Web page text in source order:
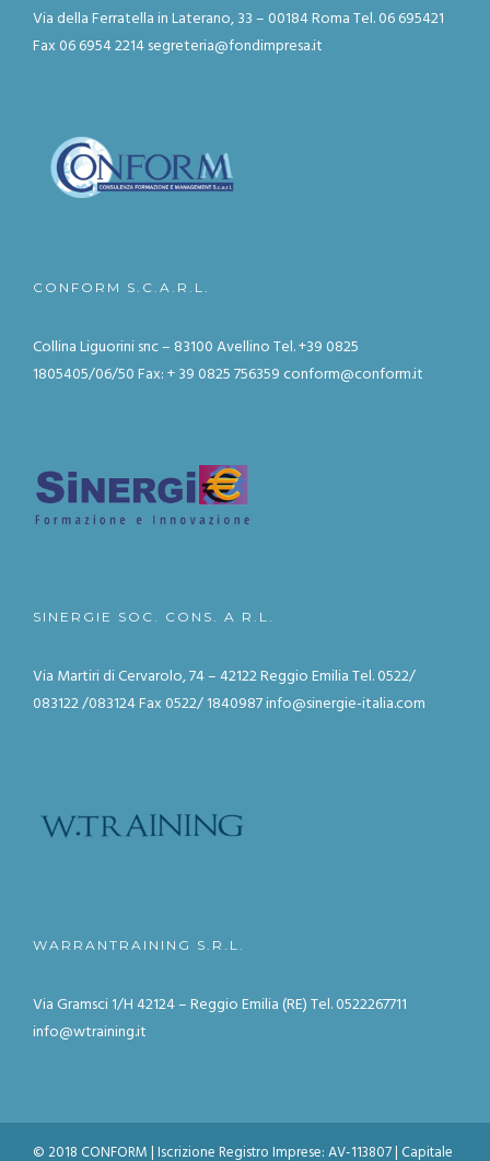
Via della Ferratella in Laterano, 33 – 00184 RomaTel. 06 695421
Fax 06 6954 2214segreteria@fondimpresa.it
CONFORM S.C.A.R.L.
Collina Liguorini snc – 83100 AvellinoTel. +39 0825
1805405/06/50Fax: + 39 0825 756359 conform@conform.it
SINERGIE SOC. CONS. A R.L.
Via Martiri di Cervarolo, 74 – 42122 Reggio EmiliaTel. 0522/
083122 /083124Fax 0522/ 1840987info@sinergie-italia.com
WARRANTRAINING S.R.L.
Via Gramsci 1/H42124 – Reggio Emilia (RE)Tel. 0522267711
info@wtraining.it
© 2018 CONFORM | Iscrizione Registro Imprese: AV-113807 | Capitale